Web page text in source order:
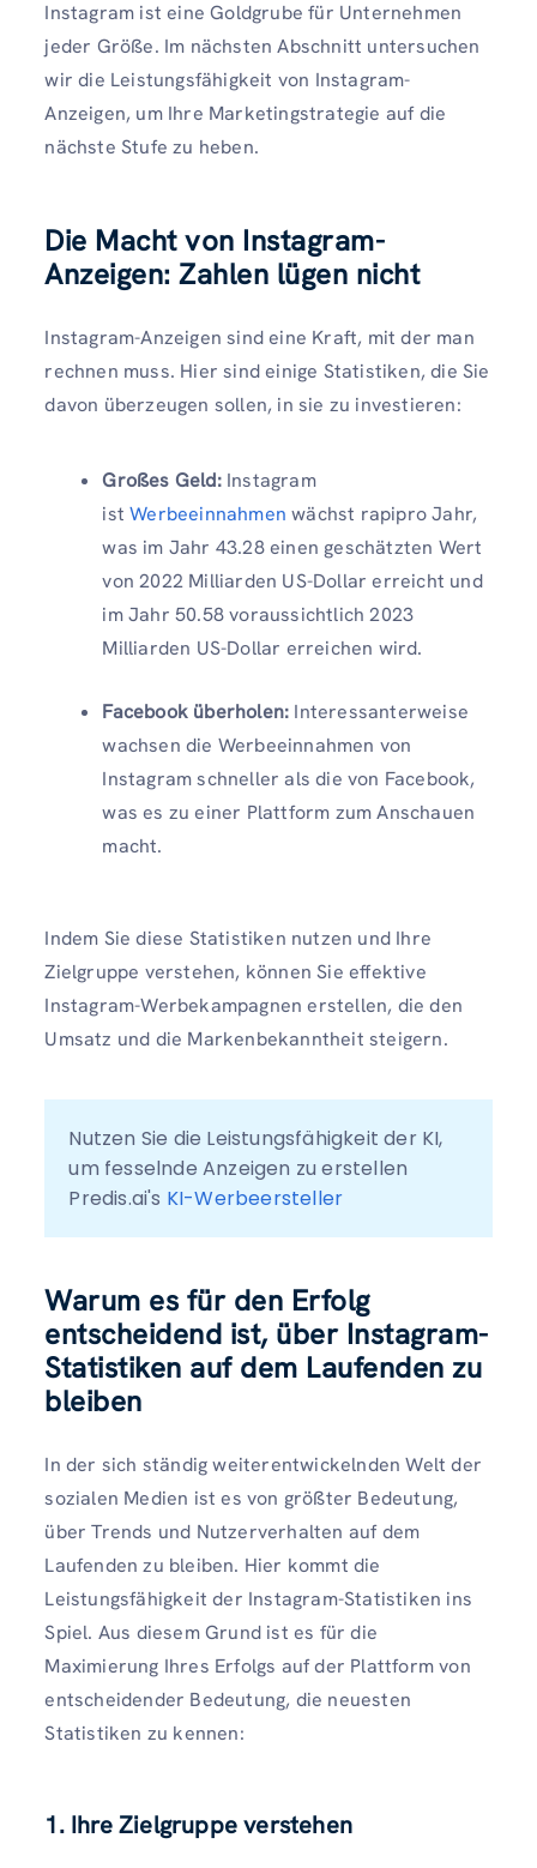
Instagram ist eine Goldgrube für Unternehmen
jeder Größe. Im nächsten Abschnitt untersuchen
wir die Leistungsfähigkeit von Instagram-
Anzeigen, um Ihre Marketingstrategie auf die
nächste Stufe zu heben.
Die Macht von Instagram-
Anzeigen: Zahlen lügen nicht
Instagram-Anzeigen sind eine Kraft, mit der man
rechnen muss. Hier sind einige Statistiken, die Sie
davon überzeugen sollen, in sie zu investieren:
Großes Geld:Instagram
istWerbeeinnahmen wächst rapipro Jahr,
was im Jahr 43.28 einen geschätzten Wert
von 2022 Milliarden US-Dollar erreicht und
im Jahr 50.58 voraussichtlich 2023
Milliarden US-Dollar erreichen wird.
Facebook überholen: Interessanterweise
wachsen die Werbeeinnahmen von
Instagram schneller als die von Facebook,
was es zu einer Plattform zum Anschauen
macht.
Indem Sie diese Statistiken nutzen und Ihre
Zielgruppe verstehen, können Sie effektive
Instagram-Werbekampagnen erstellen, die den
Umsatz und die Markenbekanntheit steigern.
Nutzen Sie die Leistungsfähigkeit der KI,
um fesselnde Anzeigen zu erstellen
Predis.ai's KI-Werbeersteller
Warum es für den Erfolg
entscheidend ist, über Instagram-
Statistiken auf dem Laufenden zu
bleiben
In der sich ständig weiterentwickelnden Welt der
sozialen Medien ist es von größter Bedeutung,
über Trends und Nutzerverhalten auf dem
Laufenden zu bleiben. Hier kommt die
Leistungsfähigkeit der Instagram-Statistiken ins
Spiel. Aus diesem Grund ist es für die
Maximierung Ihres Erfolgs auf der Plattform von
entscheidender Bedeutung, die neuesten
Statistiken zu kennen:
1. Ihre Zielgruppe verstehen